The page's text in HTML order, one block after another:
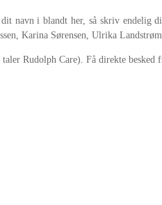
navn i blandt her, så skriv endelig
Karina Sørensen, Ulrika
Rudolph Care). Få direkte besked